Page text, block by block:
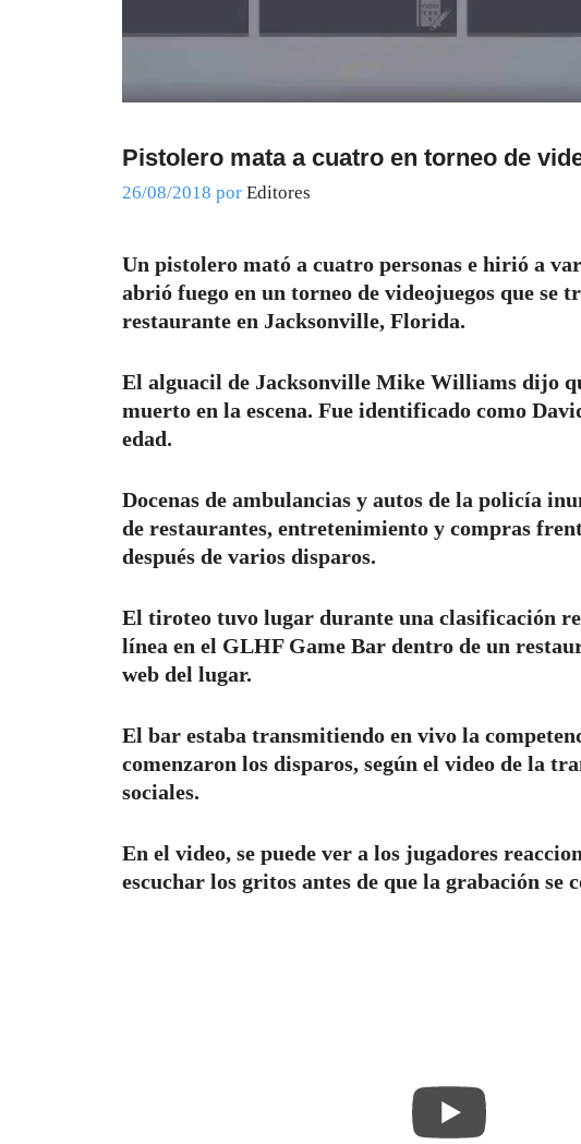
Pistolero mata a cuatro en torneo de
26/08/2018 por Editores
Un pistolero mató a cuatro personas e hirió a
abrió fuego en un torneo de videojuegos que se
restaurante en Jacksonville, Florida.
El alguacil de Jacksonville Mike Williams dijo
muerto en la escena. Fue identificado como
edad.
Docenas de ambulancias y autos de la policía
de restaurantes, entretenimiento y compras
después de varios disparos.
El tiroteo tuvo lugar durante una clasificación
línea en el GLHF Game Bar dentro de un
web del lugar.
El bar estaba transmitiendo en vivo la
comenzaron los disparos, según el video de la
sociales.
En el video, se puede ver a los jugadores
escuchar los gritos antes de que la grabación se